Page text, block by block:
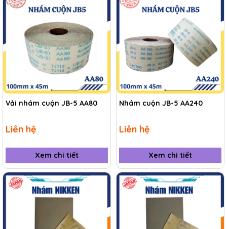
Vải nhám cuộn JB-5 AA80
Liên hệ
Xem chi tiết
Nhám cuộn JB-5 AA240
Liên hệ
Xem chi tiết